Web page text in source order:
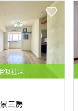
似社區
三房